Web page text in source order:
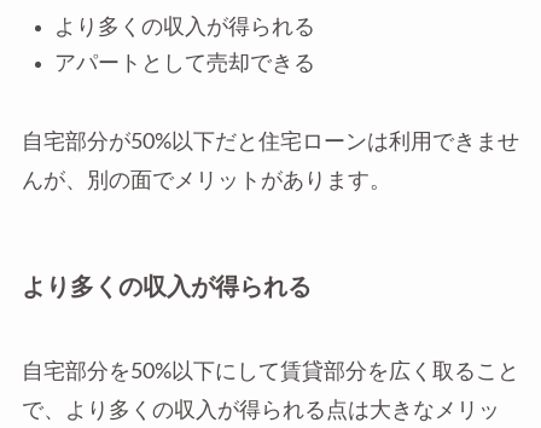
より多くの収入が得られる
アパートとして売却できる
自宅部分が50%以下だと住宅ローンは利用できませ
んが、別の面でメリットがあります。
より多くの収入が得られる
自宅部分を50%以下にして賃貸部分を広く取ること
で、より多くの収入が得られる点は大きなメリッ